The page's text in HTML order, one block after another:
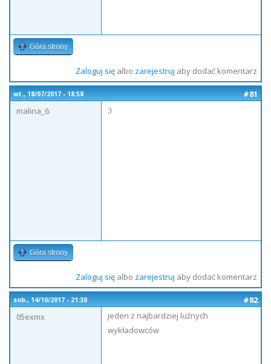
Góra strony
Zaloguj sięalbo zarejestruj aby dodać komentarz
wt., 18/07/2017 - 18:58
#81
malina_6
;)
Góra strony
Zaloguj sięalbo zarejestruj aby dodać komentarz
sob., 14/10/2017 - 21:30
#82
05exmx
jeden z najbardziej luźnych
wykładowców